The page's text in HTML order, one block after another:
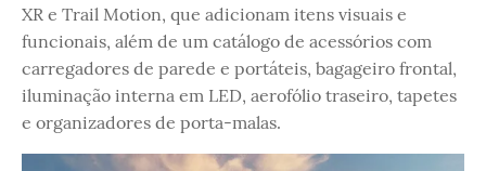
XR e Trail Motion, que adicionam itens visuais e
funcionais, além de um catálogo de acessórios com
carregadores de parede e portáteis, bagageiro frontal,
iluminação interna em LED, aerofólio traseiro, tapetes
e organizadores de porta-malas.